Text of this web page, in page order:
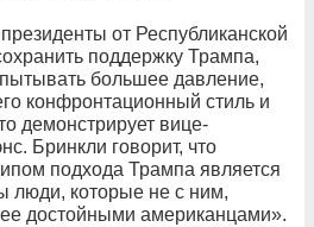
от Республиканской
поддержку Трампа,
большее давление,
конфронтационный стиль и
демонстрирует вице-
Бринкли говорит, что
подхода Трампа является
люди, которые не с ним,
достойными американцами».